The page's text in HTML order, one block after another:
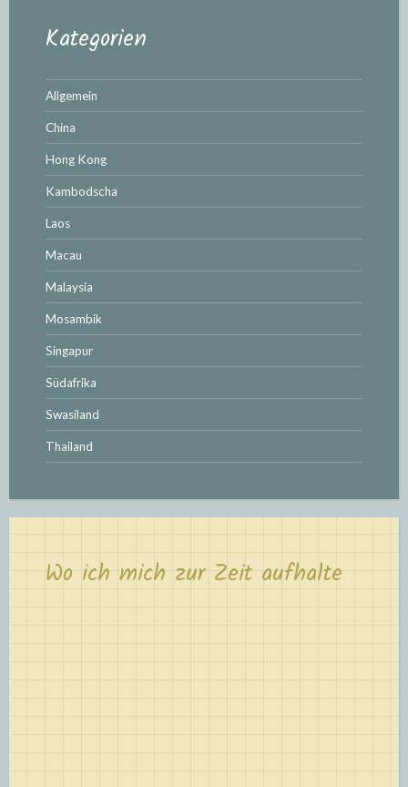
Kategorien
Allgemein
China
Hong Kong
Kambodscha
Laos
Macau
Malaysia
Mosambik
Singapur
Südafrika
Swasiland
Thailand
Wo ich mich zur Zeit aufhalte